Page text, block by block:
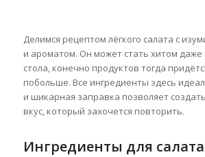
Делимся рецептом лёгкого салата с
и ароматом. Он может стать хитом даже
стола, конечно продуктов тогда
побольше. Все ингредиенты здесь
и шикарная заправка позволяет
вкус, который захочется повторить.
Ингредиенты для